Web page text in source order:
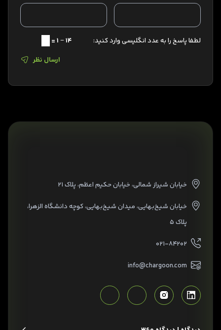
لطفا پاسخ را به عدد انگلیسی وارد کنید:
14 − 1 =
ارسال نظر
خیابان شیراز شمالی، خیابان حکیم اعظم، پلاک ۲۱
خیابان شیخ‌بهایی، میدان شیخ‌بهایی، کوچه دانشگاه الزهرا،
پلاک ۵
۰۲۱-۸۴۲۰۲
info@chargoon.com